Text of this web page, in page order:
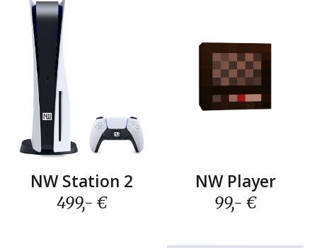
NW Station 2
499,- €
NWPlayer
99,- €